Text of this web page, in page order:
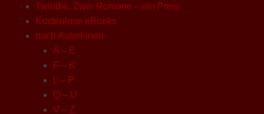
Twindie: Zwei Romane – ein Preis
Kostenlose eBooks
nach AutorInnen
A – E
F – K
L – P
Q – U
V – Z